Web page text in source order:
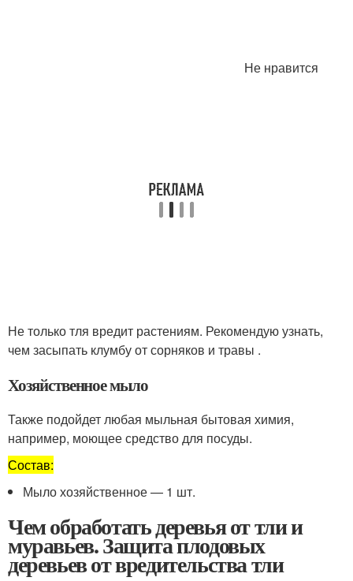
Не нравится
Не только тля вредит растениям. Рекомендую узнать,
чем засыпать клумбу от сорняков и травы .
Хозяйственное мыло
Также подойдет любая мыльная бытовая химия,
например, моющее средство для посуды.
Состав:
Мыло хозяйственное — 1 шт.
Чем обработать деревья от тли и
муравьев. Защита плодовых
деревьев от вредительства тли